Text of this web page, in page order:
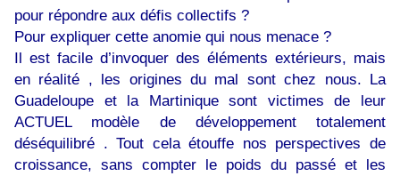
pour répondre aux défis collectifs ?
Pour expliquer cette anomie qui nous menace ?
Il est facile d’invoquer des éléments extérieurs, mais
en réalité , les origines du mal sont chez nous. La
Guadeloupe et la Martinique sont victimes de leur
ACTUEL modèle de développement totalement
déséquilibré . Tout cela étouffe nos perspectives de
croissance, sans compter le poids du passé et les